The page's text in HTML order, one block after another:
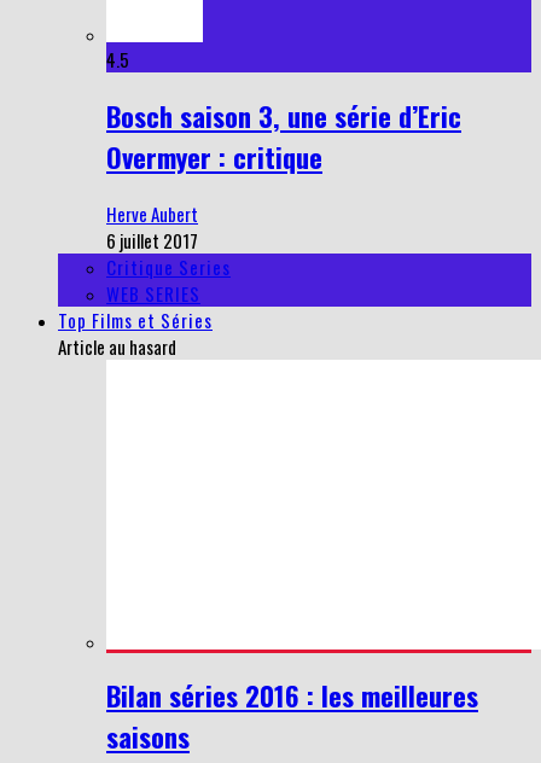
4.5
Bosch saison 3, une série d’Eric
Overmyer : critique
Herve Aubert
6 juillet 2017
Critique Series
WEB SERIES
Top Films et Séries
Article au hasard
Bilan séries 2016 : les meilleures
saisons